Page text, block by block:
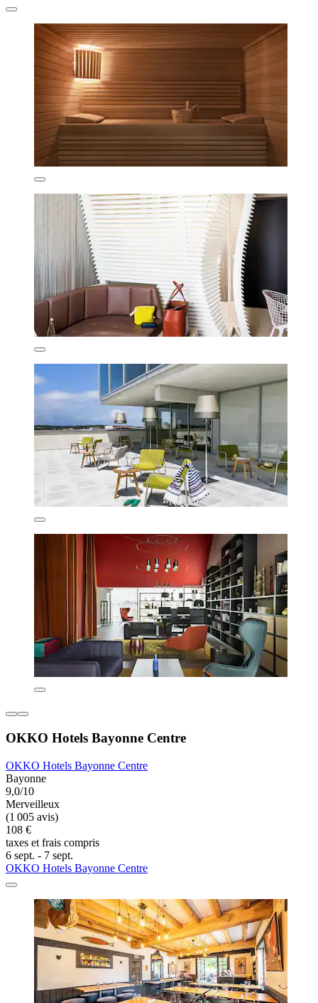
OKKO Hotels Bayonne Centre
OKKO Hotels Bayonne Centre
Bayonne
9,0/10
Merveilleux
(1 005 avis)
108 €
taxes et frais compris
6 sept. - 7 sept.
OKKO Hotels Bayonne Centre